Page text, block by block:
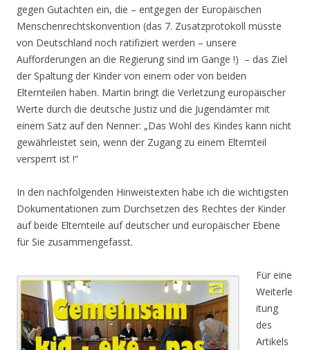
gegen Gutachten ein, die – entgegen der Europäischen
Menschenrechtskonvention (das 7. Zusatzprotokoll müsste
von Deutschland noch ratifiziert werden – unsere
Aufforderungen an die Regierung sind im Gange !) – das Ziel
der Spaltung der Kinder von einem oder von beiden
Elternteilen haben. Martin bringt die Verletzung europäischer
Werte durch die deutsche Justiz und die Jugendämter mit
einem Satz auf den Nenner: „Das Wohl des Kindes kann nicht
gewährleistet sein, wenn der Zugang zu einem Elternteil
versperrt ist !“
In den nachfolgenden Hinweistexten habe ich die wichtigsten
Dokumentationen zum Durchsetzen des Rechtes der Kinder
auf beide Elternteile auf deutscher und europäischer Ebene
für Sie zusammengefasst.
Für eine
Weiterle
itung
des
Artikels